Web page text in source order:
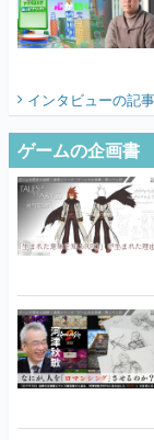
インタビューの記
ゲームの企画書